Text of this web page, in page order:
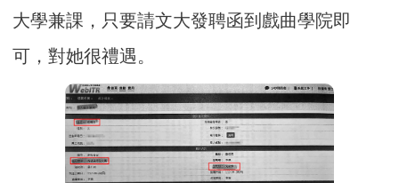
大學兼課，只要請文大發聘函到戲曲學院即
可，對她很禮遇。